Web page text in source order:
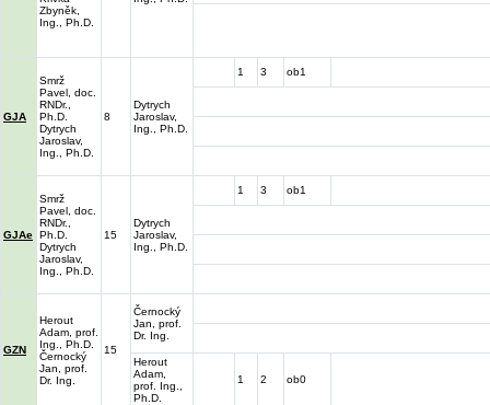
Zbyněk,
Ing., Ph.D.
GJA
Smrž
Pavel, doc.
RNDr.,
Ph.D.
Dytrych
Jaroslav,
Ing., Ph.D.
8
Dytrych
Jaroslav,
Ing., Ph.D.
1 3 ob1
GJAe
Smrž
Pavel, doc.
RNDr.,
Ph.D.
Dytrych
Jaroslav,
Ing., Ph.D.
15
Dytrych
Jaroslav,
Ing., Ph.D.
1 3 ob1
GZN
Herout
Adam, prof.
Ing., Ph.D.
Černocký
Jan, prof.
Dr. Ing.
15
Černocký
Jan, prof.
Dr. Ing.
Herout
Adam,
prof. Ing.,
Ph.D.
1 2 ob0